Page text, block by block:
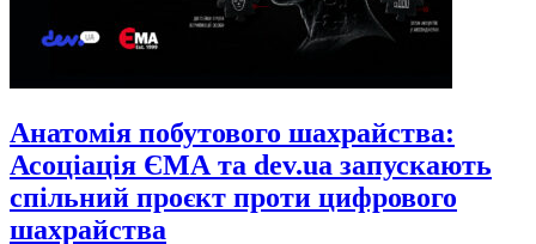
Анатомія побутового шахрайства:
Асоціація ЄМА та dev.ua запускають
спільний проєкт проти цифрового
шахрайства